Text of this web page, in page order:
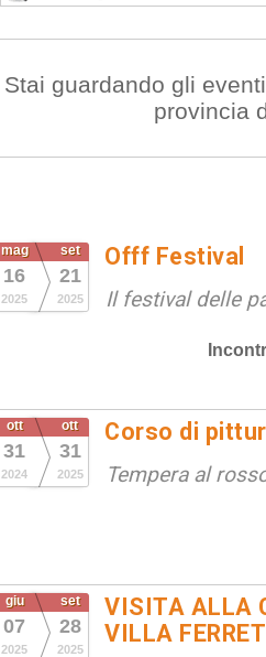
Stai guardando gli
provincia
mag
16
2025
set
21
2025
Offf Festival
Il festival delle
ott
31
2024
ott
31
2025
Corso di
Tempera al
giu
07
2025
set
28
2025
VISITA ALLA
VILLA